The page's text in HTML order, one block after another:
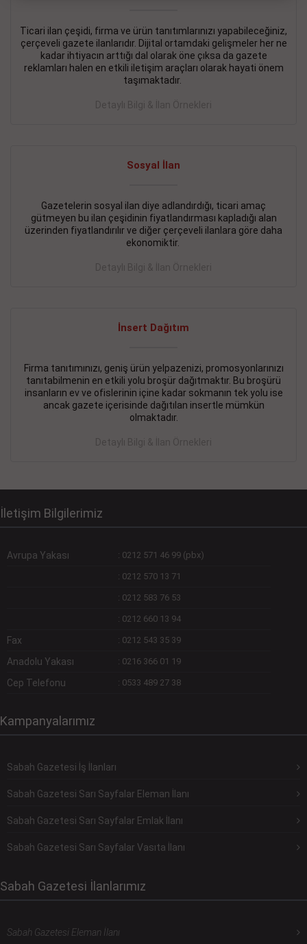
Ticari ilan çeşidi, firma ve ürün tanıtımlarınızı yapabileceğiniz,
çerçeveli gazete ilanlarıdır. Dijital ortamdaki gelişmeler her ne
kadar ihtiyacın arttığı dal olarak öne çıksa da gazete
reklamları halen en etkili iletişim araçları olarak hayati önem
taşımaktadır.
Detaylı Bilgi & İlan Örnekleri
Sosyal İlan
Gazetelerin sosyal ilan diye adlandırdığı, ticari amaç
gütmeyen bu ilan çeşidinin fiyatlandırması kapladığı alan
üzerinden fiyatlandırılır ve diğer çerçeveli ilanlara göre daha
ekonomiktir.
Detaylı Bilgi & İlan Örnekleri
İnsert Dağıtım
Firma tanıtımınızı, geniş ürün yelpazenizi, promosyonlarınızı
tanıtabilmenin en etkili yolu broşür dağıtmaktır. Bu broşürü
insanların ev ve ofislerinin içine kadar sokmanın tek yolu ise
ancak gazete içerisinde dağıtılan insertle mümkün
olmaktadır.
Detaylı Bilgi & İlan Örnekleri
İletişim Bilgilerimiz
Avrupa Yakası : 0212 571 46 99 (pbx)
: 0212 570 13 71
: 0212 583 76 53
: 0212 660 13 94
Fax : 0212 543 35 39
Anadolu Yakası : 0216 366 01 19
Cep Telefonu : 0533 489 27 38
Kampanyalarımız
Sabah Gazetesi İş İlanları
Sabah Gazetesi Sarı Sayfalar Eleman İlanı
Sabah Gazetesi Sarı Sayfalar Emlak İlanı
Sabah Gazetesi Sarı Sayfalar Vasıta İlanı
Sabah Gazetesi İlanlarımız
Sabah Gazetesi Eleman İlanı
BAKIRKÖY SATILIK İlanı- 11.09.2018
KARTALTEPEde kelepir 2+ 1 satılık daire
İŞYERİ KİRALIK İlanı- 11.09.2018
BEYLİKDÜZÜ Kavaklıda 4 katlı bina
DEVREMÜLK KİRALIK İlanı- 11.09.2018
SİNYE Tekstile Şoförlüğü olan 35 yaşını aşmamış, Depo
elemanı alınacaktır. Osmanbey, Şişli